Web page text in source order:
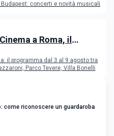
concerti e novità musicali
a Roma, il
il programma dal 3 al 9 agosto tra
Parco Tevere, Villa Bonelli
come riconoscere un guardaroba